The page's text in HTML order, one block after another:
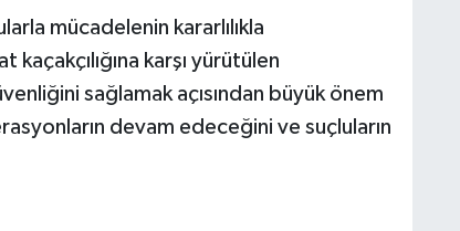
mücadelenin kararlılıkla
karşı yürütülen
sağlamak açısından büyük önem
devam edeceğini ve suçluların